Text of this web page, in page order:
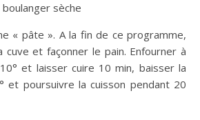
sèche
« pâte ». A la fin de ce programme,
et façonner le pain. Enfourner à
et laisser cuire 10 min, baisser la
et poursuivre la cuisson pendant 20